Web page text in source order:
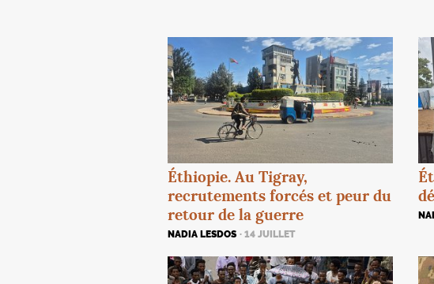
Éthiopie. Au Tigray,
recrutements forcés et peur du
retour de la guerre
NADIA LESDOS · 14 JUILLET